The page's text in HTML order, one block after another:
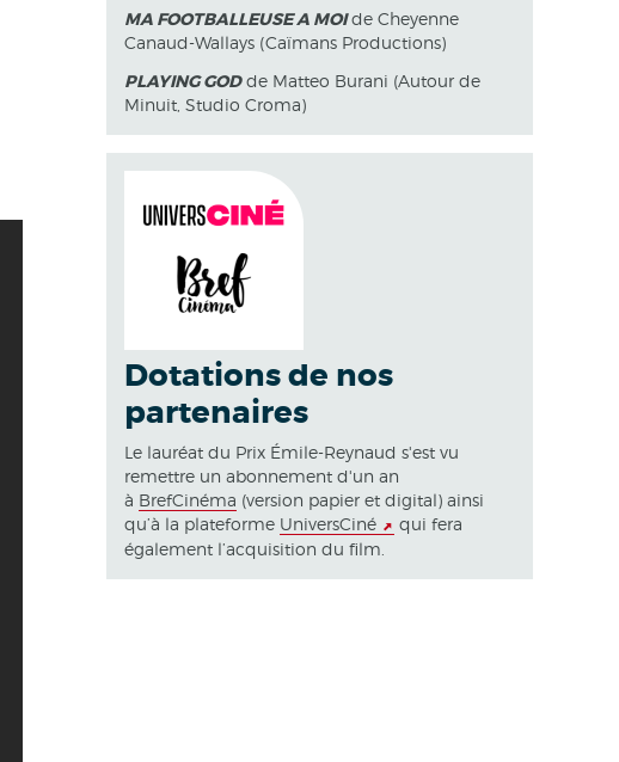
MA FOOTBALLEUSE A MOI de Cheyenne
Canaud-Wallays (Caïmans Productions)
PLAYING GOD de Matteo Burani (Autour de
Minuit, Studio Croma)
Dotations de nos
partenaires
Le lauréat du Prix Émile-Reynaud s'est vu
remettre un abonnement d'un an
à BrefCinéma (version papier et digital) ainsi
qu’à la plateforme UniversCiné
qui fera
également l’acquisition du film.